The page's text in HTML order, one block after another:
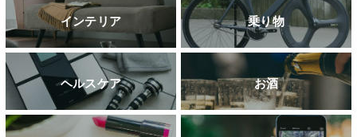
インテリア 乗り物
ヘルスケア お酒